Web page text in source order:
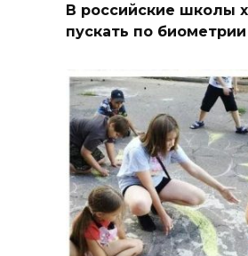
В российские школы
пускать по биометрии